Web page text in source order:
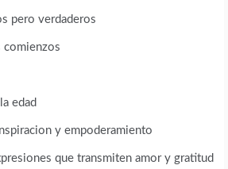
pero verdaderos
comienzos
edad
y empoderamiento
que transmiten amor y gratitud